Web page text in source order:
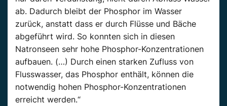
ab. Dadurch bleibt der Phosphor im Wasser
zurück, anstatt dass er durch Flüsse und Bäche
abgeführt wird. So konnten sich in diesen
Natronseen sehr hohe Phosphor-Konzentrationen
aufbauen. (…) Durch einen starken Zufluss von
Flusswasser, das Phosphor enthält, können die
notwendig hohen Phosphor-Konzentrationen
erreicht werden.“